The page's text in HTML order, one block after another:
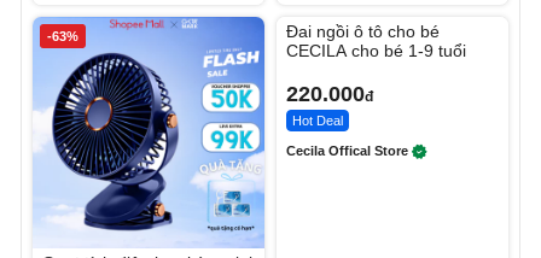
-63%
Đai ngồi ô tô cho bé
CECILA cho bé 1-9 tuổi
220.000đ
Hot Deal
Cecila Offical Store